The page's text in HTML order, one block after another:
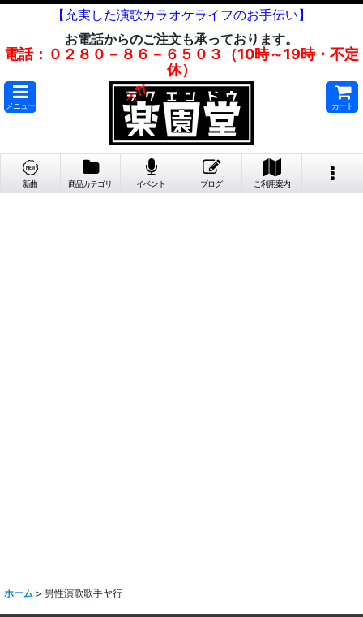
【充実した演歌カラオケライフのお手伝い】
お電話からのご注文も承っております。
電話：０２８０－８６－６５０３（10時～19時・不定
休）
メニュー カート
新曲 商品カテゴリ イベント ブログ ご利用案内
ホーム > 男性演歌歌手ヤ行